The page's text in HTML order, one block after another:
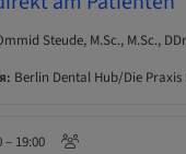
Steude, M.Sc., M.Sc.,
Berlin Dental Hub/Die Praxis
– 19:00